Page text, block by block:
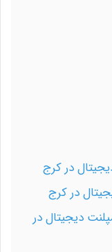
در کرج
در کرج
دیجیتال در